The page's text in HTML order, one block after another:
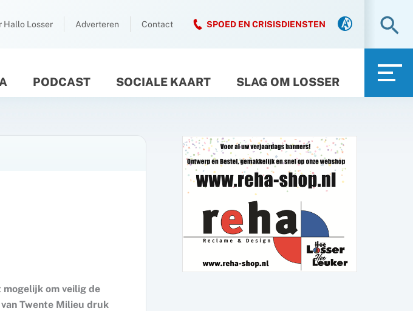
Hallo Losser Adverteren Contact SPOED EN CRISISDIENSTEN
PODCAST SOCIALE KAART SLAG OM LOSSER
om veilig de
Twente Milieu druk